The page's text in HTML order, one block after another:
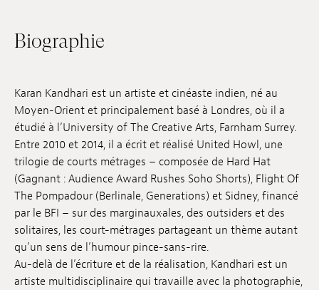
Soumissions
Publications
Biographie
Karan Kandhari est un artiste et cinéaste indien, né au
Moyen-Orient et principalement basé à Londres, où il a
étudié à l’University of The Creative Arts, Farnham Surrey.
Entre 2010 et 2014, il a écrit et réalisé United Howl, une
trilogie de courts métrages – composée de Hard Hat
(Gagnant : Audience Award Rushes Soho Shorts), Flight Of
The Pompadour (Berlinale, Generations) et Sidney, financé
par le BFI – sur des marginaux·ales, des outsiders et des
solitaires, les court-métrages partageant un thème autant
qu’un sens de l’humour pince-sans-rire.
Au-delà de l’écriture et de la réalisation, Kandhari est un
artiste multidisciplinaire qui travaille avec la photographie,